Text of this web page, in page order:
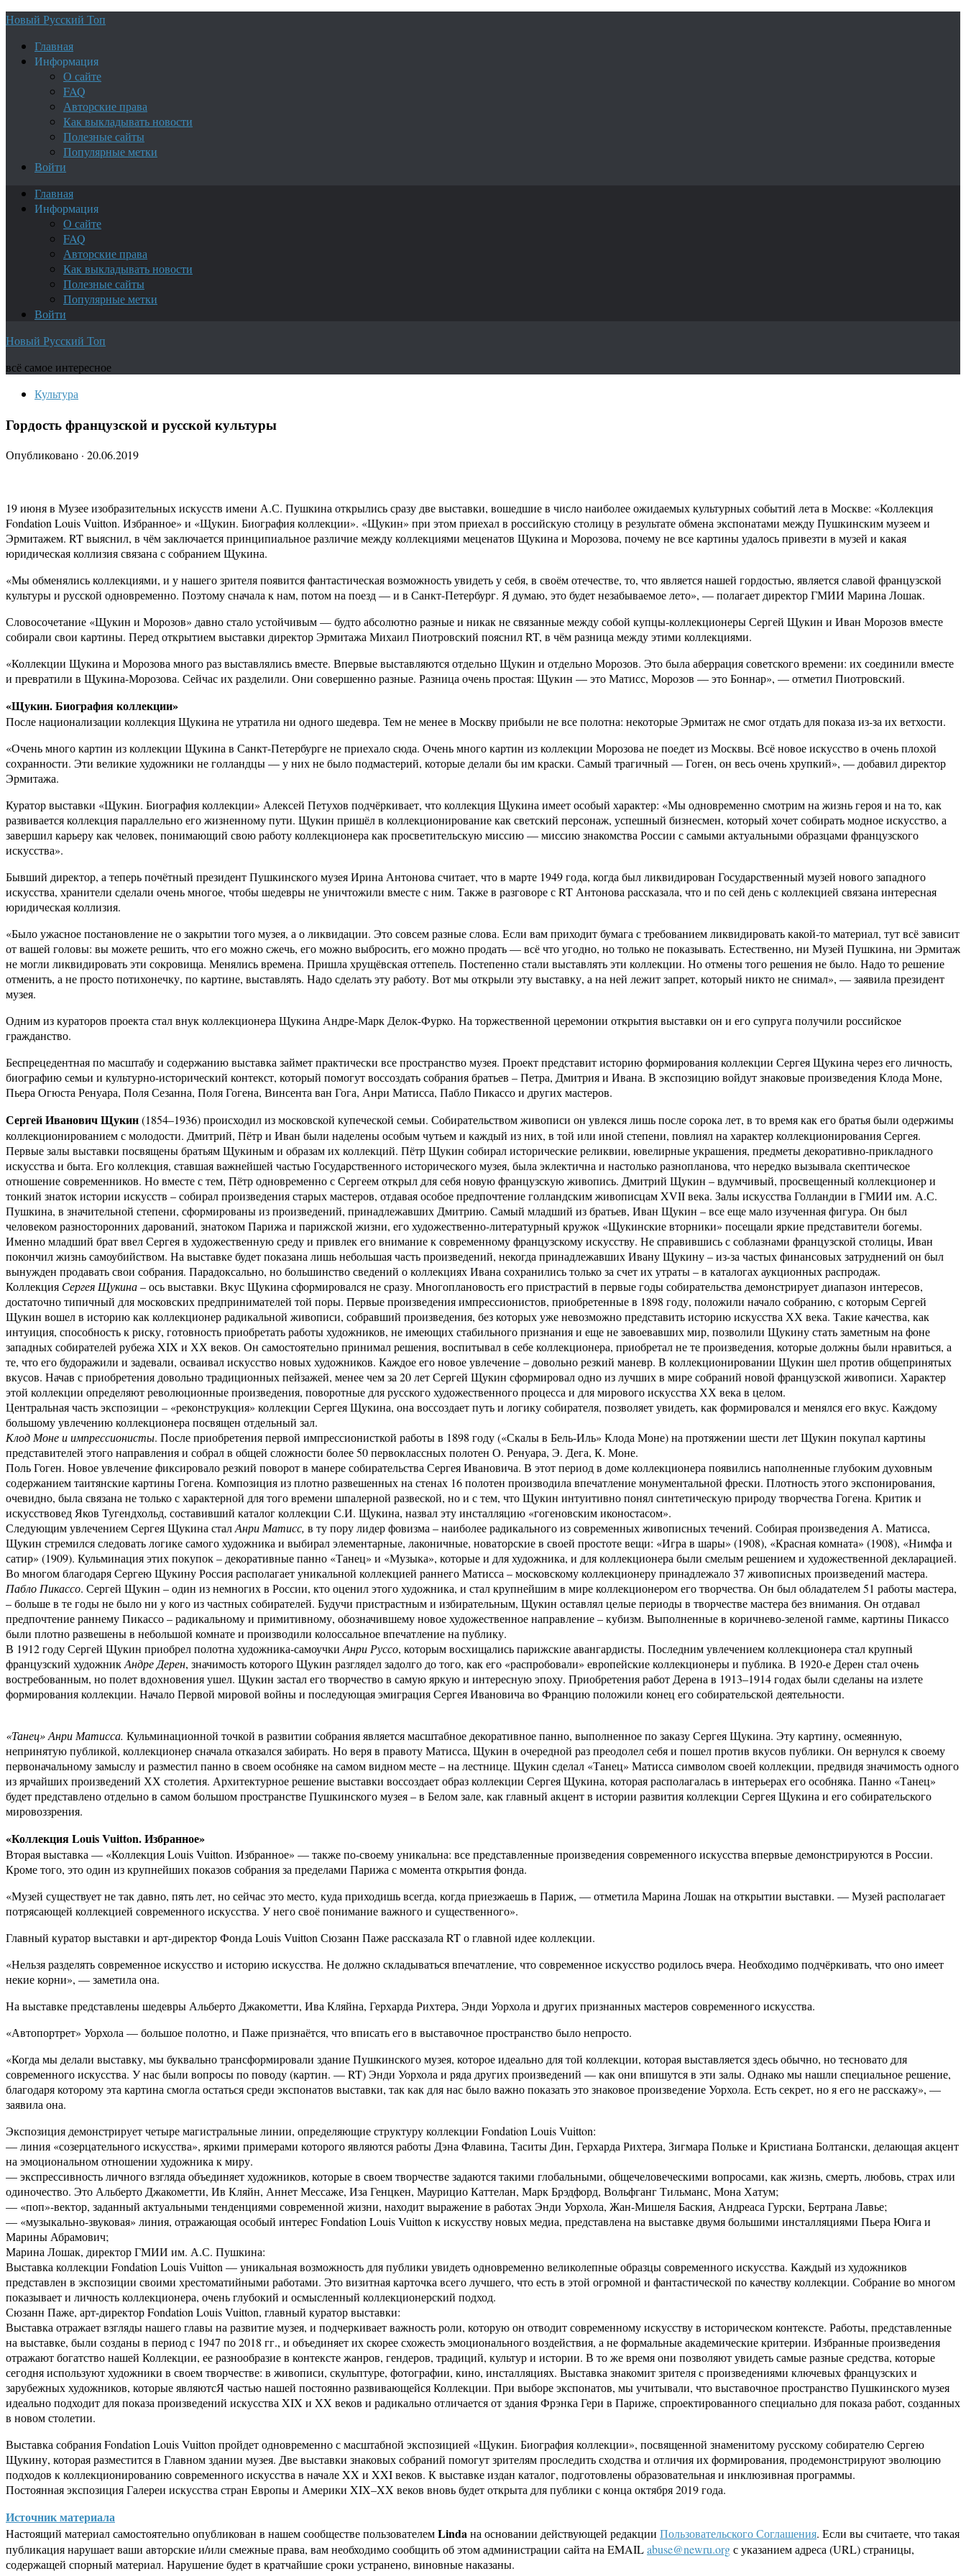
Новый Русский Топ
Главная
Информация
О сайте
FAQ
Авторские права
Как выкладывать новости
Полезные сайты
Популярные метки
Войти
Главная
Информация
О сайте
FAQ
Авторские права
Как выкладывать новости
Полезные сайты
Популярные метки
Войти
Новый Русский Топ
всё самое интересное
Культура
Гордость французской и русской культуры
Опубликовано · 20.06.2019
19 июня в Музее изобразительных искусств имени А.С. Пушкина открылись сразу две выставки, вошедшие в число наиболее ожидаемых культурных событий лета в Москве: «Коллекция
Fondation Louis Vuitton. Избранное» и «Щукин. Биография коллекции». «Щукин» при этом приехал в российскую столицу в результате обмена экспонатами между Пушкинским музеем и
Эрмитажем. RT выяснил, в чём заключается принципиальное различие между коллекциями меценатов Щукина и Морозова, почему не все картины удалось привезти в музей и какая
юридическая коллизия связана с собранием Щукина.
«Мы обменялись коллекциями, и у нашего зрителя появится фантастическая возможность увидеть у себя, в своём отечестве, то, что является нашей гордостью, является славой французской
культуры и русской одновременно. Поэтому сначала к нам, потом на поезд — и в Санкт-Петербург. Я думаю, это будет незабываемое лето», — полагает директор ГМИИ Марина Лошак.
Словосочетание «Щукин и Морозов» давно стало устойчивым — будто абсолютно разные и никак не связанные между собой купцы-коллекционеры Сергей Щукин и Иван Морозов вместе
собирали свои картины. Перед открытием выставки директор Эрмитажа Михаил Пиотровский пояснил RT, в чём разница между этими коллекциями.
«Коллекции Щукина и Морозова много раз выставлялись вместе. Впервые выставляются отдельно Щукин и отдельно Морозов. Это была аберрация советского времени: их соединили вместе
и превратили в Щукина-Морозова. Сейчас их разделили. Они совершенно разные. Разница очень простая: Щукин — это Матисс, Морозов — это Боннар», — отметил Пиотровский.
«Щукин. Биография коллекции»
После национализации коллекция Щукина не утратила ни одного шедевра. Тем не менее в Москву прибыли не все полотна: некоторые Эрмитаж не смог отдать для показа из-за их ветхости.
«Очень много картин из коллекции Щукина в Санкт-Петербурге не приехало сюда. Очень много картин из коллекции Морозова не поедет из Москвы. Всё новое искусство в очень плохой
сохранности. Эти великие художники не голландцы — у них не было подмастерий, которые делали бы им краски. Самый трагичный — Гоген, он весь очень хрупкий», — добавил директор
Эрмитажа.
Куратор выставки «Щукин. Биография коллекции» Алексей Петухов подчёркивает, что коллекция Щукина имеет особый характер: «Мы одновременно смотрим на жизнь героя и на то, как
развивается коллекция параллельно его жизненному пути. Щукин пришёл в коллекционирование как светский персонаж, успешный бизнесмен, который хочет собирать модное искусство, а
завершил карьеру как человек, понимающий свою работу коллекционера как просветительскую миссию — миссию знакомства России с самыми актуальными образцами французского
искусства».
Бывший директор, а теперь почётный президент Пушкинского музея Ирина Антонова считает, что в марте 1949 года, когда был ликвидирован Государственный музей нового западного
искусства, хранители сделали очень многое, чтобы шедевры не уничтожили вместе с ним. Также в разговоре с RT Антонова рассказала, что и по сей день с коллекцией связана интересная
юридическая коллизия.
«Было ужасное постановление не о закрытии того музея, а о ликвидации. Это совсем разные слова. Если вам приходит бумага с требованием ликвидировать какой-то материал, тут всё зависит
от вашей головы: вы можете решить, что его можно сжечь, его можно выбросить, его можно продать — всё что угодно, но только не показывать. Естественно, ни Музей Пушкина, ни Эрмитаж
не могли ликвидировать эти сокровища. Менялись времена. Пришла хрущёвская оттепель. Постепенно стали выставлять эти коллекции. Но отмены того решения не было. Надо то решение
отменить, а не просто потихонечку, по картине, выставлять. Надо сделать эту работу. Вот мы открыли эту выставку, а на ней лежит запрет, который никто не снимал», — заявила президент
музея.
Одним из кураторов проекта стал внук коллекционера Щукина Андре-Марк Делок-Фурко. На торжественной церемонии открытия выставки он и его супруга получили российское
гражданство.
Беспрецедентная по масштабу и содержанию выставка займет практически все пространство музея. Проект представит историю формирования коллекции Сергея Щукина через его личность,
биографию семьи и культурно-исторический контекст, который помогут воссоздать собрания братьев – Петра, Дмитрия и Ивана. В экспозицию войдут знаковые произведения Клода Моне,
Пьера Огюста Ренуара, Поля Сезанна, Поля Гогена, Винсента ван Гога, Анри Матисса, Пабло Пикассо и других мастеров.
Сергей Иванович Щукин(1854–1936) происходил из московской купеческой семьи. Собирательством живописи он увлекся лишь после сорока лет, в то время как его братья были одержимы
коллекционированием с молодости. Дмитрий, Пётр и Иван были наделены особым чутьем и каждый из них, в той или иной степени, повлиял на характер коллекционирования Сергея.
Первые залы выставки посвящены братьям Щукиным и образам их коллекций. Пётр Щукин собирал исторические реликвии, ювелирные украшения, предметы декоративно-прикладного
искусства и быта. Его коллекция, ставшая важнейшей частью Государственного исторического музея, была эклектична и настолько разнопланова, что нередко вызывала скептическое
отношение современников. Но вместе с тем, Пётр одновременно с Сергеем открыл для себя новую французскую живопись. Дмитрий Щукин – вдумчивый, просвещенный коллекционер и
тонкий знаток истории искусств – собирал произведения старых мастеров, отдавая особое предпочтение голландским живописцам XVII века. Залы искусства Голландии в ГМИИ им. А.С.
Пушкина, в значительной степени, сформированы из произведений, принадлежавших Дмитрию. Самый младший из братьев, Иван Щукин – все еще мало изученная фигура. Он был
человеком разносторонних дарований, знатоком Парижа и парижской жизни, его художественно-литературный кружок «Щукинские вторники» посещали яркие представители богемы.
Именно младший брат ввел Сергея в художественную среду и привлек его внимание к современному французскому искусству. Не справившись с соблазнами французской столицы, Иван
покончил жизнь самоубийством. На выставке будет показана лишь небольшая часть произведений, некогда принадлежавших Ивану Щукину – из-за частых финансовых затруднений он был
вынужден продавать свои собрания. Парадоксально, но большинство сведений о коллекциях Ивана сохранились только за счет их утраты – в каталогах аукционных распродаж.
Коллекция Сергея Щукина– ось выставки. Вкус Щукина сформировался не сразу. Многоплановость его пристрастий в первые годы собирательства демонстрирует диапазон интересов,
достаточно типичный для московских предпринимателей той поры. Первые произведения импрессионистов, приобретенные в 1898 году, положили начало собранию, с которым Сергей
Щукин вошел в историю как коллекционер радикальной живописи, собравший произведения, без которых уже невозможно представить историю искусства ХХ века. Такие качества, как
интуиция, способность к риску, готовность приобретать работы художников, не имеющих стабильного признания и еще не завоевавших мир, позволили Щукину стать заметным на фоне
западных собирателей рубежа XIX и ХХ веков. Он самостоятельно принимал решения, воспитывал в себе коллекционера, приобретал не те произведения, которые должны были нравиться, а
те, что его будоражили и задевали, осваивал искусство новых художников. Каждое его новое увлечение – довольно резкий маневр. В коллекционировании Щукин шел против общепринятых
вкусов. Начав с приобретения довольно традиционных пейзажей, менее чем за 20 лет Сергей Щукин сформировал одно из лучших в мире собраний новой французской живописи. Характер
этой коллекции определяют революционные произведения, поворотные для русского художественного процесса и для мирового искусства ХХ века в целом.
Центральная часть экспозиции – «реконструкция» коллекции Сергея Щукина, она воссоздает путь и логику собирателя, позволяет увидеть, как формировался и менялся его вкус. Каждому
большому увлечению коллекционера посвящен отдельный зал.
Клод Моне и импрессионисты. После приобретения первой импрессионисткой работы в 1898 году («Скалы в Бель-Иль» Клода Моне) на протяжении шести лет Щукин покупал картины
представителей этого направления и собрал в общей сложности более 50 первоклассных полотен О. Ренуара, Э. Дега, К. Моне.
Поль Гоген. Новое увлечение фиксировало резкий поворот в манере собирательства Сергея Ивановича. В этот период в доме коллекционера появились наполненные глубоким духовным
содержанием таитянские картины Гогена. Композиция из плотно развешенных на стенах 16 полотен производила впечатление монументальной фрески. Плотность этого экспонирования,
очевидно, была связана не только с характерной для того времени шпалерной развеской, но и с тем, что Щукин интуитивно понял синтетическую природу творчества Гогена. Критик и
искусствовед Яков Тугендхольд, составивший каталог коллекции С.И. Щукина, назвал эту инсталляцию «гогеновским иконостасом».
Следующим увлечением Сергея Щукина сталАнри Матисс, в ту пору лидер фовизма – наиболее радикального из современных живописных течений. Собирая произведения А. Матисса,
Щукин стремился следовать логике самого художника и выбирал элементарные, лаконичные, новаторские в своей простоте вещи: «Игра в шары» (1908), «Красная комната» (1908), «Нимфа и
сатир» (1909). Кульминация этих покупок – декоративные панно «Танец» и «Музыка», которые и для художника, и для коллекционера были смелым решением и художественной декларацией.
Во многом благодаря Сергею Щукину Россия располагает уникальной коллекцией раннего Матисса – московскому коллекционеру принадлежало 37 живописных произведений мастера.
Пабло Пикассо. Сергей Щукин – один из немногих в России, кто оценил этого художника, и стал крупнейшим в мире коллекционером его творчества. Он был обладателем 51 работы мастера,
– больше в те годы не было ни у кого из частных собирателей. Будучи пристрастным и избирательным, Щукин оставлял целые периоды в творчестве мастера без внимания. Он отдавал
предпочтение раннему Пикассо – радикальному и примитивному, обозначившему новое художественное направление – кубизм. Выполненные в коричнево-зеленой гамме, картины Пикассо
были плотно развешены в небольшой комнате и производили колоссальное впечатление на публику.
В 1912 году Сергей Щукин приобрел полотна художника-самоучкиАнри Руссо, которым восхищались парижские авангардисты. Последним увлечением коллекционера стал крупный
французский художникАндре Дерен, значимость которого Щукин разглядел задолго до того, как его «распробовали» европейские коллекционеры и публика. В 1920-е Дерен стал очень
востребованным, но полет вдохновения ушел. Щукин застал его творчество в самую яркую и интересную эпоху. Приобретения работ Дерена в 1913–1914 годах были сделаны на излете
формирования коллекции. Начало Первой мировой войны и последующая эмиграция Сергея Ивановича во Францию положили конец его собирательской деятельности.
«Танец» Анри Матисса. Кульминационной точкой в развитии собрания является масштабное декоративное панно, выполненное по заказу Сергея Щукина. Эту картину, осмеянную,
непринятую публикой, коллекционер сначала отказался забирать. Но веря в правоту Матисса, Щукин в очередной раз преодолел себя и пошел против вкусов публики. Он вернулся к своему
первоначальному замыслу и разместил панно в своем особняке на самом видном месте – на лестнице. Щукин сделал «Танец» Матисса символом своей коллекции, предвидя значимость одного
из ярчайших произведений ХХ столетия. Архитектурное решение выставки воссоздает образ коллекции Сергея Щукина, которая располагалась в интерьерах его особняка. Панно «Танец»
будет представлено отдельно в самом большом пространстве Пушкинского музея – в Белом зале, как главный акцент в истории развития коллекции Сергея Щукина и его собирательского
мировоззрения.
«Коллекция Louis Vuitton. Избранное»
Вторая выставка — «Коллекция Louis Vuitton. Избранное» — также по-своему уникальна: все представленные произведения современного искусства впервые демонстрируются в России.
Кроме того, это один из крупнейших показов собрания за пределами Парижа с момента открытия фонда.
«Музей существует не так давно, пять лет, но сейчас это место, куда приходишь всегда, когда приезжаешь в Париж, — отметила Марина Лошак на открытии выставки. — Музей располагает
потрясающей коллекцией современного искусства. У него своё понимание важного и существенного».
Главный куратор выставки и арт-директор Фонда Louis Vuitton Сюзанн Паже рассказала RT о главной идее коллекции.
«Нельзя разделять современное искусство и историю искусства. Не должно складываться впечатление, что современное искусство родилось вчера. Необходимо подчёркивать, что оно имеет
некие корни», — заметила она.
На выставке представлены шедевры Альберто Джакометти, Ива Кляйна, Герхарда Рихтера, Энди Уорхола и других признанных мастеров современного искусства.
«Автопортрет» Уорхола — большое полотно, и Паже признаётся, что вписать его в выставочное пространство было непросто.
«Когда мы делали выставку, мы буквально трансформировали здание Пушкинского музея, которое идеально для той коллекции, которая выставляется здесь обычно, но тесновато для
современного искусства. У нас были вопросы по поводу (картин. — RT) Энди Уорхола и ряда других произведений — как они впишутся в эти залы. Однако мы нашли специальное решение,
благодаря которому эта картина смогла остаться среди экспонатов выставки, так как для нас было важно показать это знаковое произведение Уорхола. Есть секрет, но я его не расскажу», —
заявила она.
Экспозиция демонстрирует четыре магистральные линии, определяющие структуру коллекции Fondation Louis Vuitton:
— линия «созерцательного искусства», яркими примерами которого являются работы Дэна Флавина, Таситы Дин, Герхарда Рихтера, Зигмара Польке и Кристиана Болтански, делающая акцент
на эмоциональном отношении художника к миру.
— экспрессивность личного взгляда объединяет художников, которые в своем творчестве задаются такими глобальными, общечеловеческими вопросами, как жизнь, смерть, любовь, страх или
одиночество. Это Альберто Джакометти, Ив Кляйн, Аннет Мессаже, Иза Генцкен, Маурицио Каттелан, Марк Брэдфорд, Вольфганг Тильманс, Мона Хатум;
— «поп»-вектор, заданный актуальными тенденциями современной жизни, находит выражение в работах Энди Уорхола, Жан-Мишеля Баския, Андреаса Гурски, Бертрана Лавье;
— «музыкально-звуковая» линия, отражающая особый интерес Fondation Louis Vuitton к искусству новых медиа, представлена на выставке двумя большими инсталляциями Пьера Юига и
Марины Абрамович;
Марина Лошак, директор ГМИИ им. А.С. Пушкина:
Выставка коллекции Fondation Louis Vuitton — уникальная возможность для публики увидеть одновременно великолепные образцы современного искусства. Каждый из художников
представлен в экспозиции своими хрестоматийными работами. Это визитная карточка всего лучшего, что есть в этой огромной и фантастической по качеству коллекции. Собрание во многом
показывает и личность коллекционера, очень глубокий и осмысленный коллекционерский подход.
Сюзанн Паже, арт-директор Fondation Louis Vuitton, главный куратор выставки:
Выставка отражает взгляды нашего главы на развитие музея, и подчеркивает важность роли, которую он отводит современному искусству в историческом контексте. Работы, представленные
на выставке, были созданы в период с 1947 по 2018 гг., и объединяет их скорее схожесть эмоционального воздействия, а не формальные академические критерии. Избранные произведения
отражают богатство нашей Коллекции, ее разнообразие в контексте жанров, гендеров, традиций, культур и истории. В то же время они позволяют увидеть самые разные средства, которые
сегодня используют художники в своем творчестве: в живописи, скульптуре, фотографии, кино, инсталляциях. Выставка знакомит зрителя с произведениями ключевых французских и
зарубежных художников, которые являютсЯ частью нашей постоянно развивающейся Коллекции. При выборе экспонатов, мы учитывали, что выставочное пространство Пушкинского музея
идеально подходит для показа произведений искусства XIX и XX веков и радикально отличается от здания Фрэнка Гери в Париже, спроектированного специально для показа работ, созданных
в новом столетии.
Выставка собрания Fondation Louis Vuitton пройдет одновременно с масштабной экспозицией «Щукин. Биография коллекции», посвященной знаменитому русскому собирателю Сергею
Щукину, которая разместится в Главном здании музея. Две выставки знаковых собраний помогут зрителям проследить сходства и отличия их формирования, продемонстрируют эволюцию
подходов к коллекционированию современного искусства в начале XX и XXI веков. К выставке издан каталог, подготовлены образовательная и инклюзивная программы.
Постоянная экспозиция Галереи искусства стран Европы и Америки XIX–XX веков вновь будет открыта для публики с конца октября 2019 года.
Источник материала
Настоящий материал самостоятельно опубликован в нашем сообществе пользователемLindaна основании действующей редакции Пользовательского Соглашения. Если вы считаете, что такая
публикация нарушает ваши авторские и/или смежные права, вам необходимо сообщить об этом администрации сайта на EMAILabuse@newru.orgс указанием адреса (URL) страницы,
содержащей спорный материал. Нарушение будет в кратчайшие сроки устранено, виновные наказаны.